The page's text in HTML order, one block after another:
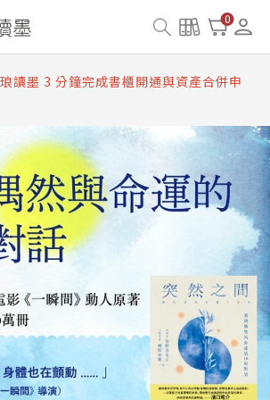
0
讀墨書櫃開通常見問題
讀墨 3 分鐘完成書櫃開通與資產合併申
琅書店服務升級重要說明及資產合併結果
琅讀墨數位閱讀資產合併與書櫃開通申請